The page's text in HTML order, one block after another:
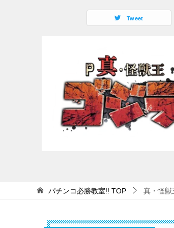
Tweet
パチンコ必勝教室!! TOP 真・怪獣